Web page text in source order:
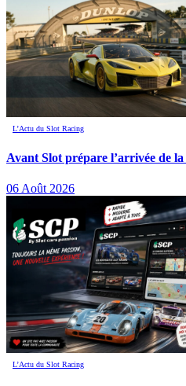
L’Actu du Slot Racing
Avant Slot prépare l’arrivée de
06 Août 2026
L’Actu du Slot Racing